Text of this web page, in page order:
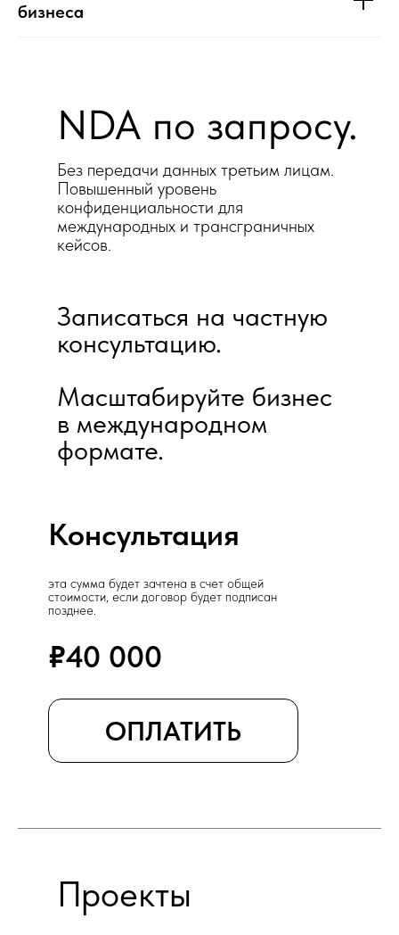
бизнеса
Без передачи данных третьим лицам.
Повышенный уровень
конфиденциальности для
международных и трансграничных
кейсов.
NDA по запросу.
Записаться на частную
консультацию.
Масштабируйте бизнес
в международном
формате.
эта сумма будет зачтена в счет общей
стоимости, если договор будет подписан
позднее.
₽40 000
Консультация
ОПЛАТИТЬ
Проекты